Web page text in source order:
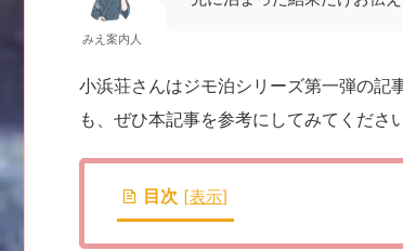
みえ案内人
小浜荘さんはジモ泊シリーズ第一弾の記
も、ぜひ本記事を参考にしてみてください
目次 [表示]